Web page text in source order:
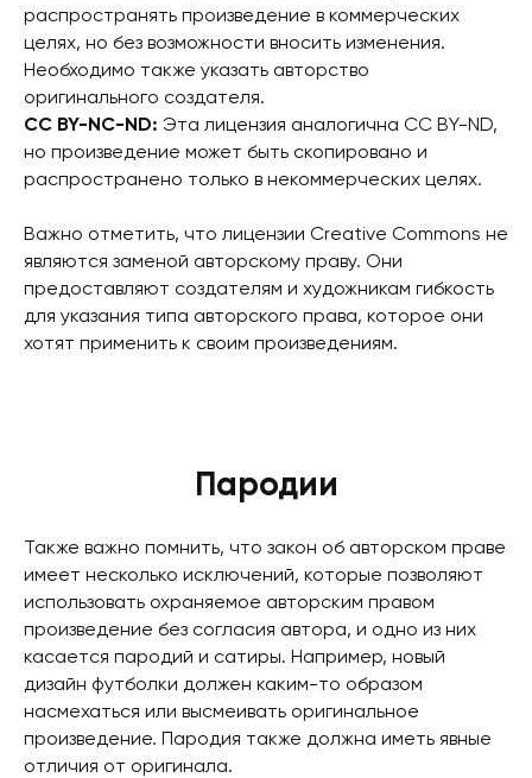
распространять произведение в коммерческих
целях, но без возможности вносить изменения.
Необходимо также указать авторство
оригинального создателя.
CC BY-NC-ND: Эта лицензия аналогична CC BY-ND,
но произведение может быть скопировано и
распространено только в некоммерческих целях.
Важно отметить, что лицензии Creative Commons не
являются заменой авторскому праву. Они
предоставляют создателям и художникам гибкость
для указания типа авторского права, которое они
хотят применить к своим произведениям.
Пародии
Также важно помнить, что закон об авторском праве
имеет несколько исключений, которые позволяют
использовать охраняемое авторским правом
произведение без согласия автора, и одно из них
касается пародий и сатиры. Например, новый
дизайн футболки должен каким-то образом
насмехаться или высмеивать оригинальное
произведение. Пародия также должна иметь явные
отличия от оригинала.